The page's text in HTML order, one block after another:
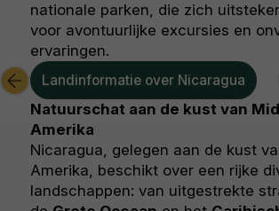
nationale parken, die zich
voor avontuurlijke excursies en
ervaringen.
Landinformatie over Nicaragua
Natuurschat aan de kust van
Amerika
Nicaragua, gelegen aan de kust
Amerika, beschikt over een rijke
landschappen: van uitgestrekte